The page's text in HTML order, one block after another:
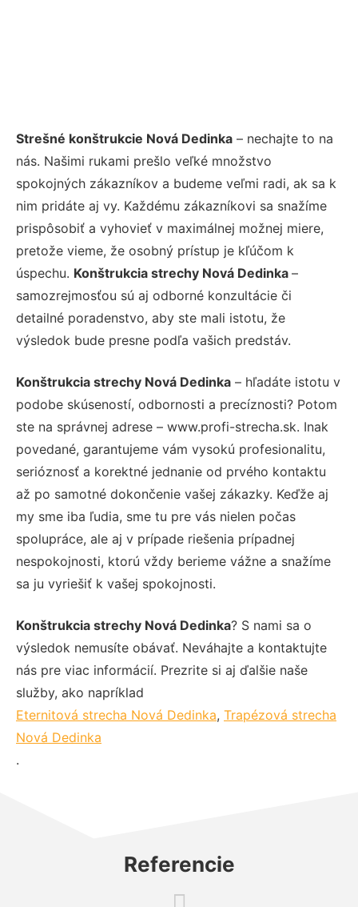
Strešné konštrukcie Nová Dedinka – nechajte to na
nás. Našimi rukami prešlo veľké množstvo
spokojných zákazníkov a budeme veľmi radi, ak sa k
nim pridáte aj vy. Každému zákazníkovi sa snažíme
prispôsobiť a vyhovieť v maximálnej možnej miere,
pretože vieme, že osobný prístup je kľúčom k
úspechu. Konštrukcia strechy Nová Dedinka –
samozrejmosťou sú aj odborné konzultácie či
detailné poradenstvo, aby ste mali istotu, že
výsledok bude presne podľa vašich predstáv.
Konštrukcia strechy Nová Dedinka – hľadáte istotu v
podobe skúseností, odbornosti a precíznosti? Potom
ste na správnej adrese – www.profi-strecha.sk. Inak
povedané, garantujeme vám vysokú profesionalitu,
serióznosť a korektné jednanie od prvého kontaktu
až po samotné dokončenie vašej zákazky. Keďže aj
my sme iba ľudia, sme tu pre vás nielen počas
spolupráce, ale aj v prípade riešenia prípadnej
nespokojnosti, ktorú vždy berieme vážne a snažíme
sa ju vyriešiť k vašej spokojnosti.
Konštrukcia strechy Nová Dedinka? S nami sa o
výsledok nemusíte obávať. Neváhajte a kontaktujte
nás pre viac informácií. Prezrite si aj ďalšie naše
služby, ako napríklad
Eternitová strecha Nová Dedinka, Trapézová strecha
Nová Dedinka
.
Referencie